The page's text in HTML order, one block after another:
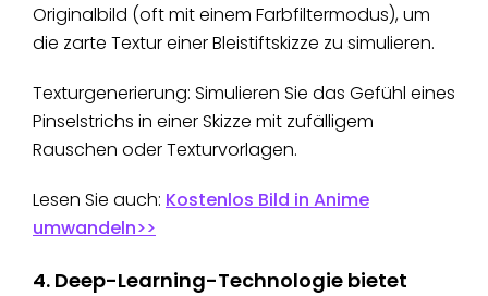
Originalbild (oft mit einem Farbfiltermodus), um
die zarte Textur einer Bleistiftskizze zu simulieren.
Texturgenerierung: Simulieren Sie das Gefühl eines
Pinselstrichs in einer Skizze mit zufälligem
Rauschen oder Texturvorlagen.
Lesen Sie auch: Kostenlos Bild in Anime
umwandeln>>
4. Deep-Learning-Technologie bietet